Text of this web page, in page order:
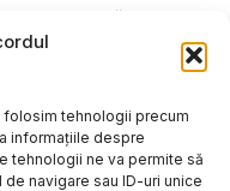
tehnologii precum
informațiile despre
tehnologii ne va permite să
navigare sau ID-uri unice
lucruri. Plecăm în